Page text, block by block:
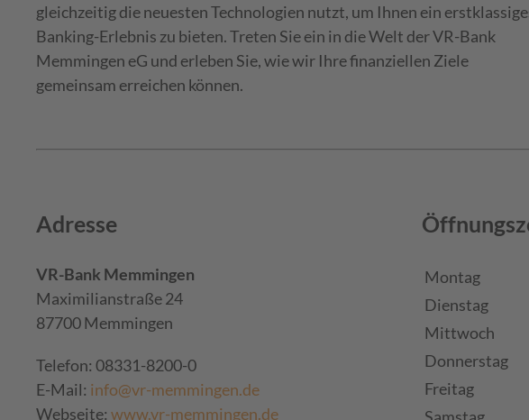
gleichzeitig die neuesten Technologien nutzt, um Ihnen ein
Banking-Erlebnis zu bieten. Treten Sie ein in die Welt der VR-Bank
Memmingen eG und erleben Sie, wie wir Ihre finanziellen Ziele
gemeinsam erreichen können.
Adresse
VR-Bank Memmingen
Maximilianstraße 24
87700 Memmingen
Telefon: 08331-8200-0
E-Mail: info@vr-memmingen.de
Webseite: www.vr-memmingen.de
Montag
Dienstag
Mittwoch
Donnerstag
Freitag